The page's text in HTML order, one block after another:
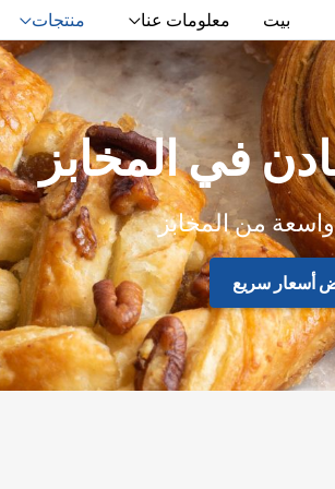
بيت معلومات عنا منتجات
في المخابز
من المخابز
أسعار سريع